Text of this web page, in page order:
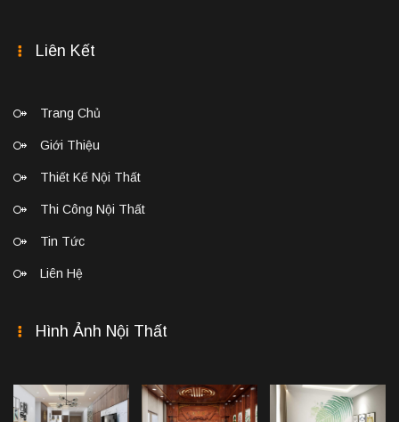
Liên Kết
Trang Chủ
Giới Thiệu
Thiết Kế Nội Thất
Thi Công Nội Thất
Tin Tức
Liên Hệ
Hình Ảnh Nội Thất